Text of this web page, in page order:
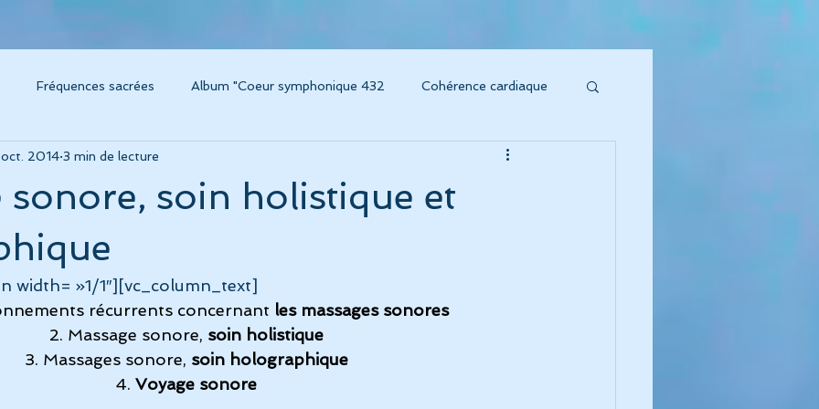
Fréquences sacrées Album "Coeur symphonique 432 Cohérence cardiaque
Caresse Instruments thérapeutiques
"Voyage sonore 432"
chant et musique Connaissance de soi Album L'Énergie s'honore !
Technologies modernes pour la santé
sonore, soin holistique et
2014 3 min de lecture
width= »1/1″][vc_column_text]
récurrents concernant les massages sonores
2. Massage sonore, soin holistique
3. Massages sonore, soin holographique
4. Voyage sonore